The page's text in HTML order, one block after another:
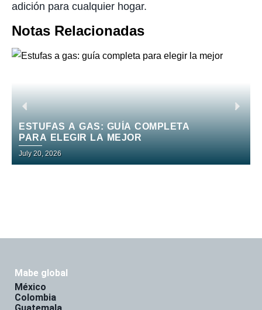
adición para cualquier hogar.
Notas Relacionadas
ESTUFAS A GAS: GUÍA COMPLETA
PARA ELEGIR LA MEJOR
July 20, 2026
mabe global
méxico
colombia